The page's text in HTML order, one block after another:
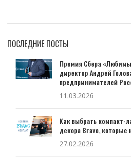
ПОСЛЕДНИЕ ПОСТЫ
Премия Сбера
директор Андрей
предпринимателей
11.03.2026
Как выбрать компакт-
декора Bravo, которые
27.02.2026